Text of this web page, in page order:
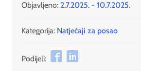
Objavljeno: 2.7.2025. - 10.7.2025.
Kategorija: Natječaji za posao
Podijeli: